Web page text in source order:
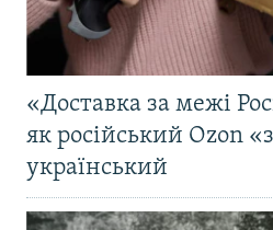
«Доставка за межі
як російський Ozon
український